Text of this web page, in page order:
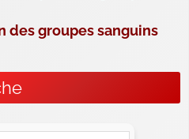
des groupes sanguins